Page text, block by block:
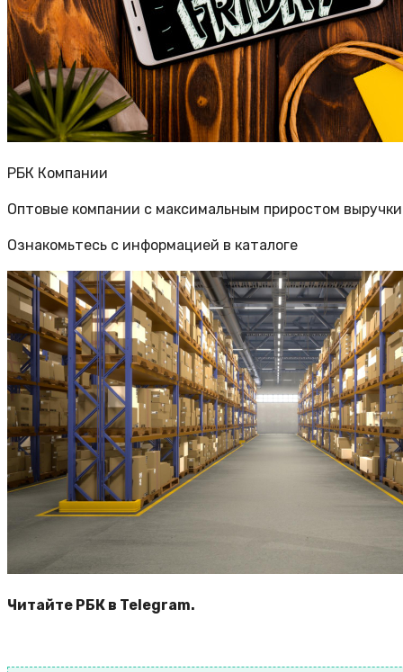
РБК Компании
Оптовые компании с максимальным приростом
Ознакомьтесь с информацией в каталоге
Читайте РБК в Telegram.